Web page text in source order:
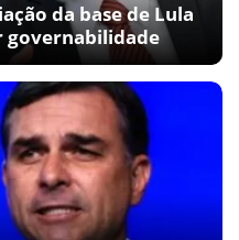
da base de Lula
governabilidade